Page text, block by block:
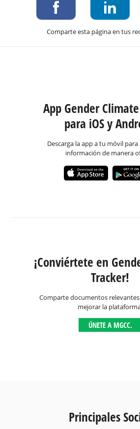
Comparte esta página en tus
App Gender
para iOS y
Descarga la app a tu móvil para
información de manera
¡Conviértete en
Tracker!
Comparte documentos
mejorar la
ÚNETE A MGCC.
Principales